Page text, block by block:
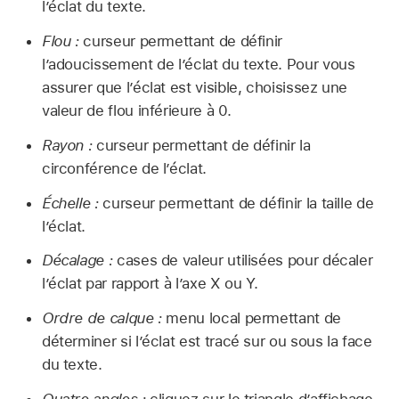
l’éclat du texte.
Flou :curseur permettant de définir
l’adoucissement de l’éclat du texte. Pour vous
assurer que lʼéclat est visible, choisissez une
valeur de flou inférieure à 0.
Rayon :curseur permettant de définir la
circonférence de l’éclat.
Échelle :curseur permettant de définir la taille de
l’éclat.
Décalage :cases de valeur utilisées pour décaler
l’éclat par rapport à l’axe X ou Y.
Ordre de calque :menu local permettant de
déterminer si l’éclat est tracé sur ou sous la face
du texte.